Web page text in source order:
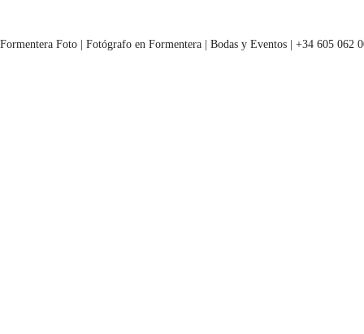
Formentera Foto | Fotógrafo en Formentera | Bodas y Eventos | +34 605 062